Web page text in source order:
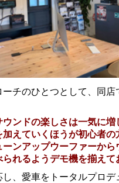
チのひとつとして、同店
ンドの楽しさは一気に
えていくほうが初心者
ンアップウーファーから
れるようデモ機を揃えて
、愛車をトータルプロ